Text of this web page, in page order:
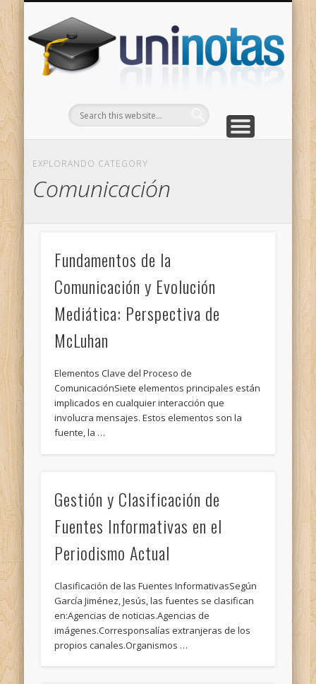
EXPLORANDO CATEGORY
Comunicación
Fundamentos de la
Comunicación y Evolución
Mediática: Perspectiva de
McLuhan
Elementos Clave del Proceso de
ComunicaciónSiete elementos principales están
implicados en cualquier interacción que
involucra mensajes. Estos elementos son la
fuente, la …
Gestión y Clasificación de
Fuentes Informativas en el
Periodismo Actual
Clasificación de las Fuentes InformativasSegún
García Jiménez, Jesús, las fuentes se clasifican
en:Agencias de noticias.Agencias de
imágenes.Corresponsalías extranjeras de los
propios canales.Organismos …